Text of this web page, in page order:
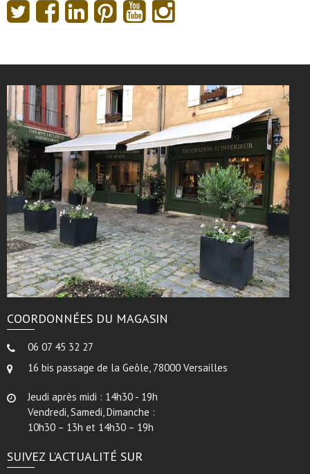
COORDONNÉES DU MAGASIN
06 07 45 32 27
16 bis passage de la Geôle, 78000 Versailles
Jeudi après midi : 14h30 - 19h
Vendredi, Samedi, Dimanche :
10h30 – 13h et 14h30 – 19h
SUIVEZ L’ACTUALITÉ SUR